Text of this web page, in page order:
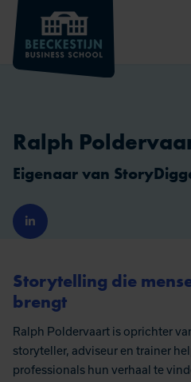
Ga naar de inhoud
Ralph
Eigenaar van
Storytelling die
brengt
Ralph Poldervaart is oprichter
storyteller, adviseur en trainer
professionals hun verhaal te